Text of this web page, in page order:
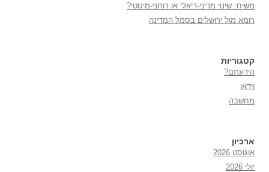
משיח: שינוי מדיני-ריאלי או רוחני-מיסטי?
רומא מול ירושלים בסמל המדינה
קטגוריות
הידעתם?
וידאו
מחשבה
ארכיון
אוגוסט 2026
יולי 2026